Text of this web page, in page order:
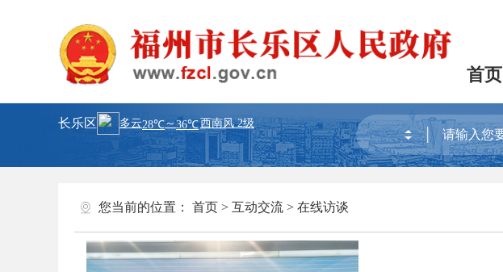
首页
长乐区
您当前的位置： 首页 > 互动交流 > 在线访谈